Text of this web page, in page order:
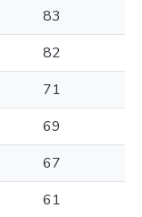
83
82
71
69
67
61